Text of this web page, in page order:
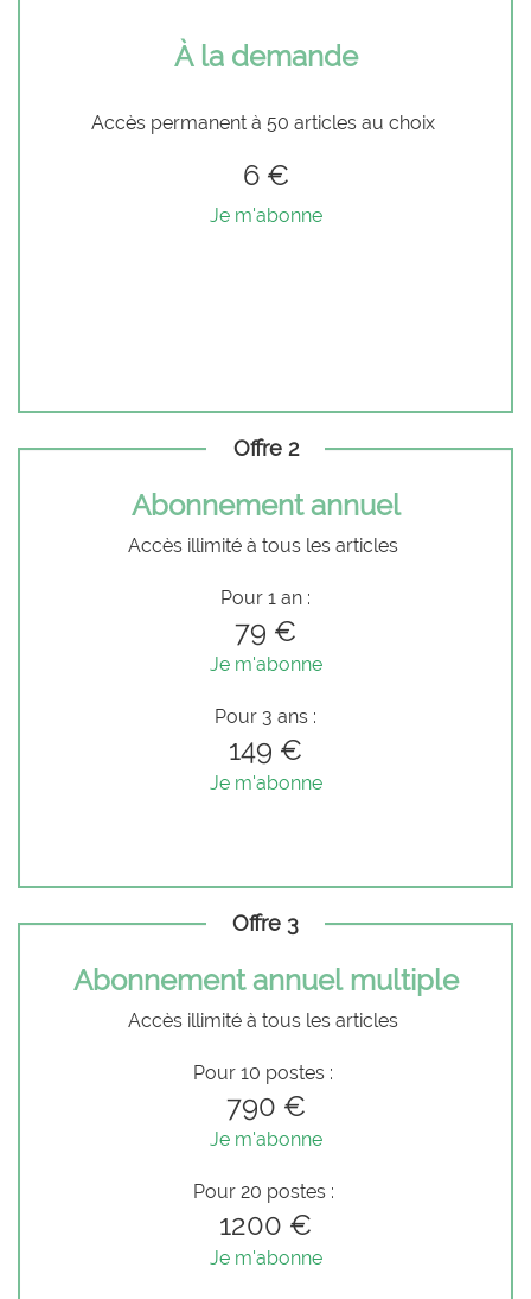
À la demande
Accès permanent à 50 articles au choix
6 €
Je m'abonne
Offre 2
Abonnement annuel
Accès illimité à tous les articles
Pour 1 an :
79 €
Je m'abonne
Pour 3 ans :
149 €
Je m'abonne
Offre 3
Abonnement annuel multiple
Accès illimité à tous les articles
Pour 10 postes :
790 €
Je m'abonne
Pour 20 postes :
1200 €
Je m'abonne